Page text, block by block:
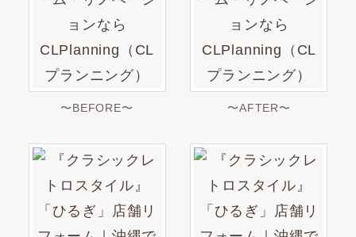
〜BEFORE〜 〜AFTER〜